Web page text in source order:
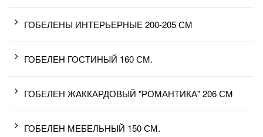
ГОБЕЛЕНЫ ИНТЕРЬЕРНЫЕ 200-205 СМ
ГОБЕЛЕН ГОСТИНЫЙ 160 СМ.
ГОБЕЛЕН ЖАККАРДОВЫЙ "РОМАНТИКА" 206 СМ
ГОБЕЛЕН МЕБЕЛЬНЫЙ 150 СМ.